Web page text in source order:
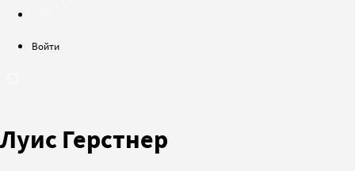
Войти
Луис Герстнер